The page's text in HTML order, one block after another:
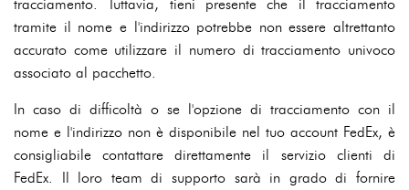
tracciamento. Tuttavia, tieni presente che il tracciamento
tramite il nome e l'indirizzo potrebbe non essere altrettanto
accurato come utilizzare il numero di tracciamento univoco
associato al pacchetto.
In caso di difficoltà o se l'opzione di tracciamento con il
nome e l'indirizzo non è disponibile nel tuo account FedEx, è
consigliabile contattare direttamente il servizio clienti di
FedEx. Il loro team di supporto sarà in grado di fornire